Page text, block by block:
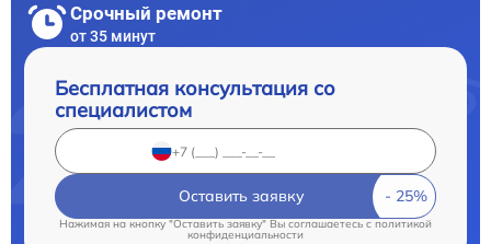
Срочный ремонт
от 35 минут
Бесплатная консультация со
специалистом
Оставить заявку
Нажимая на кнопку "Оставить заявку" Вы соглашаетесь cполитикой
конфиденциальности